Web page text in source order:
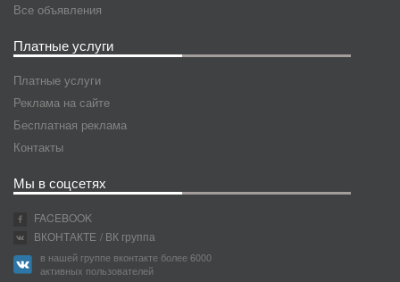
Все объявления
Платные услуги
Платные услуги
Реклама на сайте
Бесплатная реклама
Контакты
Мы в соцсетях
FACEBOOK
ВКОНТАКТЕ / ВК группа
в нашей группе вконтакте более 6000
активных пользователей